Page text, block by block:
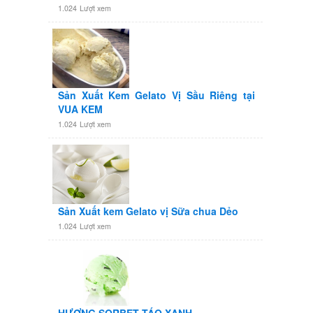
1.024 Lượt xem
Sản Xuất Kem Gelato Vị Sầu Riêng tại
VUA KEM
1.024 Lượt xem
Sản Xuất kem Gelato vị Sữa chua Dẻo
1.024 Lượt xem